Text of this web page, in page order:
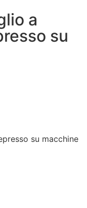
a
su
su macchine